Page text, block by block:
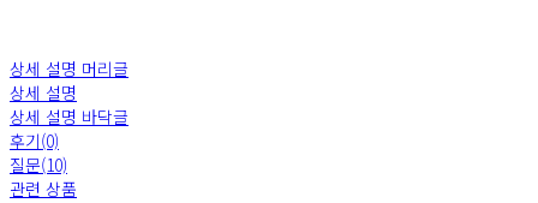
상세 설명 머리글
상세 설명
상세 설명 바닥글
후기(0)
질문(10)
관련 상품